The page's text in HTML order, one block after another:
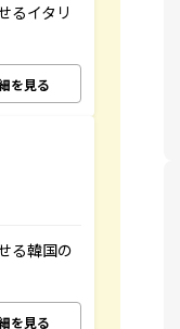
るイタリ
を見る
る韓国の
を見る